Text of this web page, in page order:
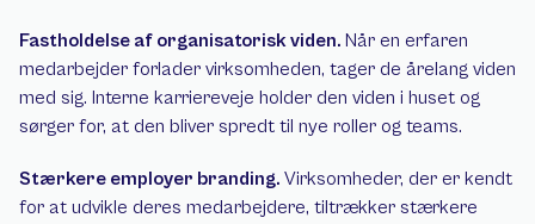
Fastholdelse af organisatorisk viden. Når en erfaren
medarbejder forlader virksomheden, tager de årelang viden
med sig. Interne karriereveje holder den viden i huset og
sørger for, at den bliver spredt til nye roller og teams.
Stærkere employer branding. Virksomheder, der er kendt
for at udvikle deres medarbejdere, tiltrækker stærkere